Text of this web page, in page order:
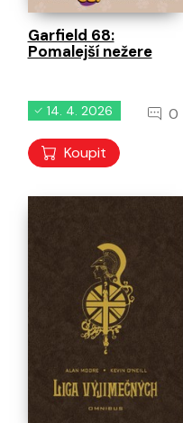
Garfield 68:
Pomalejší nežere
14. 4. 2026 0
Koupit